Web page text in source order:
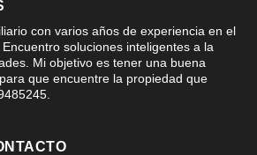
con varios años de experiencia en el
soluciones inteligentes a la
Mi objetivo es tener una buena
que encuentre la propiedad que